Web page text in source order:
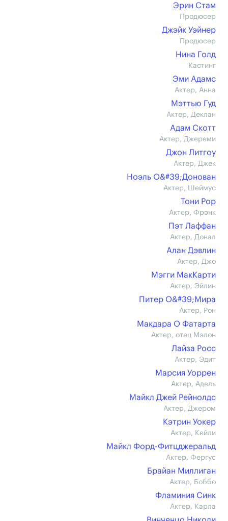
Эрин Стам
Продюсер
Джэйк Уэйнер
Продюсер
Нина Голд
Кастинг
Эми Адамс
Актер, Анна
Мэттью Гуд
Актер, Деклан
Адам Скотт
Актер, Джереми
Джон Литгоу
Актер, Джек
Ноэль О&#39;Донован
Актер, Шеймус
Тони Рор
Актер, Фрэнк
Пэт Лаффан
Актер, Донал
Алан Дэвлин
Актер, Джо
Мэгги МакКарти
Актер, Эйлин
Питер О&#39;Мира
Актер, Рон
Макдара О Фатарта
Актер, отец Мэлон
Лайза Росс
Актер, Эдит
Марсия Уоррен
Актер, Адель
Майкл Джей Рейнолдс
Актер, Джером
Кэтрин Уокер
Актер, Кейли
Майкл Форд-Фитцджеральд
Актер, Фергус
Брайан Миллиган
Актер, Боббо
Фламиния Синк
Актер, Карла